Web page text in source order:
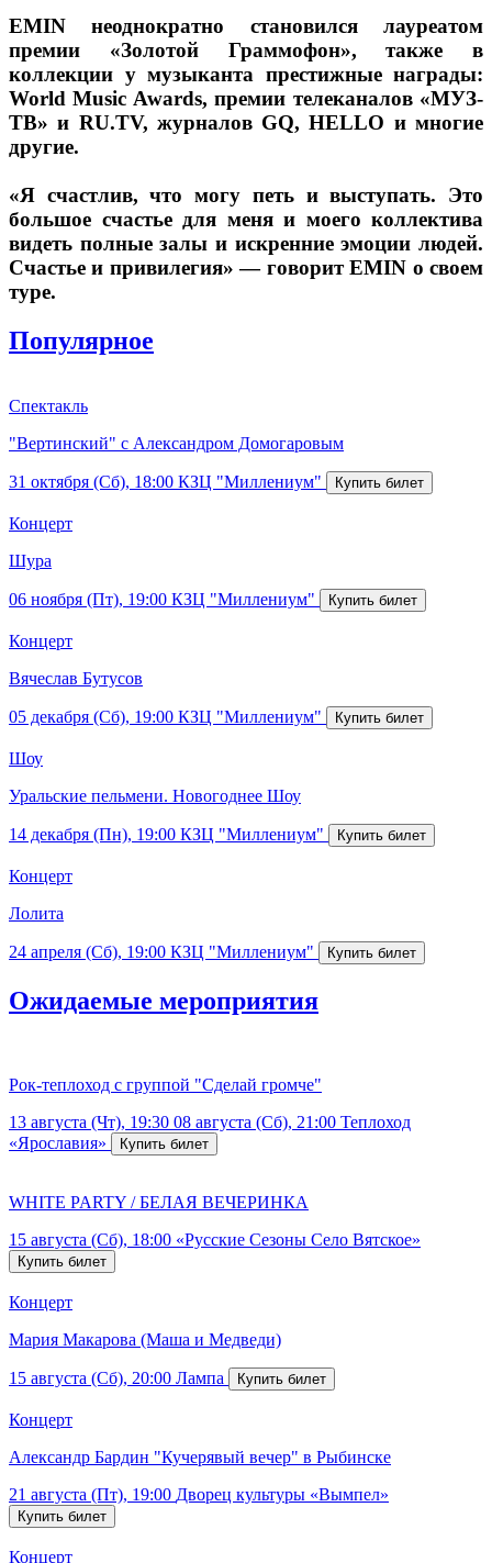
EMIN неоднократно становился лауреатом
премии «Золотой Граммофон», также в
коллекции у музыканта престижные награды:
World Music Awards, премии телеканалов «МУЗ-
ТВ» и RU.TV, журналов GQ, HELLO и многие
другие.
«Я счастлив, что могу петь и выступать. Это
большое счастье для меня и моего коллектива
видеть полные залы и искренние эмоции людей.
Счастье и привилегия» — говорит EMIN о своем
туре.
Популярное
Спектакль
"Вертинский" с Александром Домогаровым
31 октября (Сб), 18:00 КЗЦ "Миллениум"
Концерт
Шура
06 ноября (Пт), 19:00 КЗЦ "Миллениум"
Концерт
Вячеслав Бутусов
05 декабря (Сб), 19:00 КЗЦ "Миллениум"
Шоу
Уральские пельмени. Новогоднее Шоу
14 декабря (Пн), 19:00 КЗЦ "Миллениум"
Концерт
Лолита
24 апреля (Сб), 19:00 КЗЦ "Миллениум"
Ожидаемые мероприятия
Рок-теплоход с группой "Сделай громче"
13 августа (Чт), 19:30 08 августа (Сб), 21:00 Теплоход
«Ярославия»
WHITE PARTY / БЕЛАЯ ВЕЧЕРИНКА
15 августа (Сб), 18:00 «Русские Сезоны Село Вятское»
Концерт
Мария Макарова (Маша и Медведи)
15 августа (Сб), 20:00 Лампа
Концерт
Александр Бардин "Кучерявый вечер" в Рыбинске
21 августа (Пт), 19:00 Дворец культуры «Вымпел»
Концерт